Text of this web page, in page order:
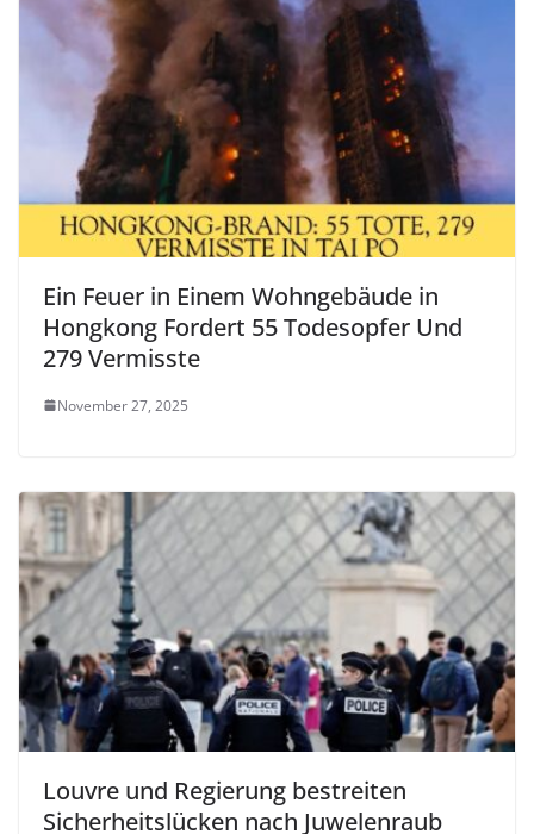
Ein Feuer in Einem Wohngebäude in
Hongkong Fordert 55 Todesopfer Und
279 Vermisste
November 27, 2025
Louvre und Regierung bestreiten
Sicherheitslücken nach Juwelenraub